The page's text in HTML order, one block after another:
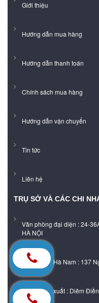
Giới thiệu
Hướng dẫn mua hàng
Hướng dẫn thanh toán
Chính sách mua hàng
Hướng dẫn vận chuyển
Tin tức
Liên hệ
TRỤ SỞ VÀ CÁC CHI
Văn phòng đại diện : 24-
HÀ NỘI
Showroom Hà Nam : 137
Xưởng sản xuất : Diêm